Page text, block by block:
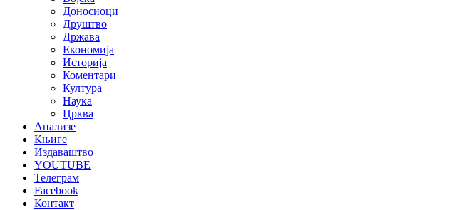
Доносиоци
Друштво
Држава
Економија
Историја
Коментари
Култура
Наука
Црква
Анализе
Књиге
Издаваштво
YOUTUBE
Телеграм
Facebook
Контакт